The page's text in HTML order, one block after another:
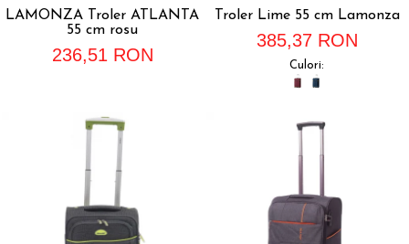
LAMONZA Troler ATLANTA
55 cm rosu
236,51 RON
Troler Lime 55 cm Lamonza
385,37 RON
Culori: